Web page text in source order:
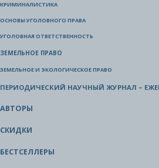
КРИМИНАЛИСТИКА
ОСНОВЫ УГОЛОВНОГО ПРАВА
УГОЛОВНАЯ ОТВЕТСТВЕННОСТЬ
ЗЕМЕЛЬНОЕ ПРАВО
ЗЕМЕЛЬНОЕ И ЭКОЛОГИЧЕСКОЕ ПРАВО
ПЕРИОДИЧЕСКИЙ НАУЧНЫЙ ЖУРНАЛ –
АВТОРЫ
СКИДКИ
БЕСТСЕЛЛЕРЫ